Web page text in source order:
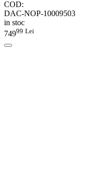
COD:
DAC-NOP-10009503
in stoc
74999 Lei